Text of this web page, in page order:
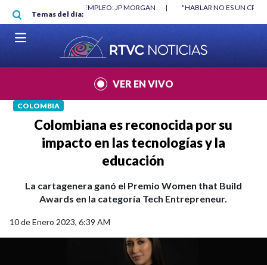
Pasar al contenido principal
Temas del día:
"HABLAR NO ES UN CRIMEN": CARTA DE BETO CORAL |
VER EN VIVO
COLOMBIA
Colombiana es reconocida por su
impacto en las tecnologías y la
educación
La cartagenera ganó el Premio Women that Build
Awards en la categoría Tech Entrepreneur.
10 de Enero 2023, 6:39 AM